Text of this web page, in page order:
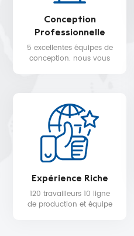
Conception
Professionnelle
5 excellentes équipes de
conception. nous vous
Expérience Riche
120 travailleurs 10 ligne
de production et équipe